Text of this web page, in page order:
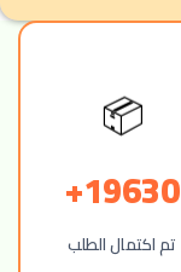
📦
19630+
تم اكتمال الطلب